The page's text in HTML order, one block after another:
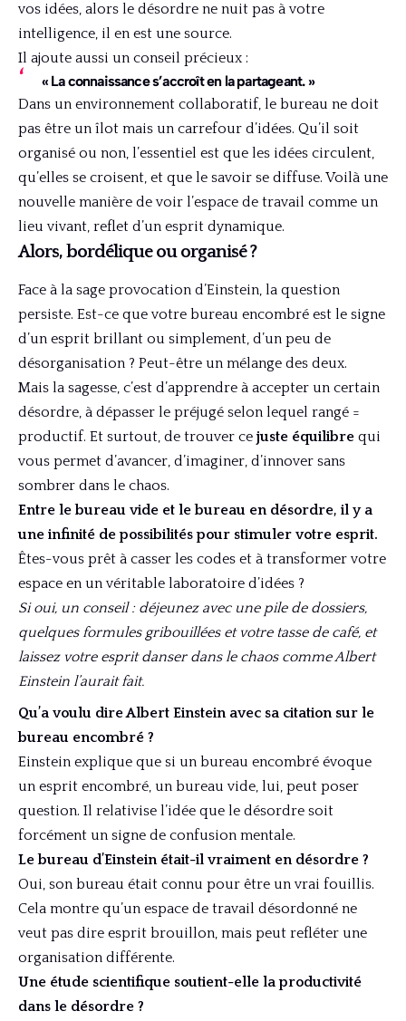
vos idées, alors le désordre ne nuit pas à votre
intelligence, il en est une source.
Il ajoute aussi un conseil précieux :
« La connaissance s’accroît en la partageant. »
Dans un environnement collaboratif, le bureau ne doit
pas être un îlot mais un carrefour d’idées. Qu’il soit
organisé ou non, l’essentiel est que les idées circulent,
qu’elles se croisent, et que le savoir se diffuse. Voilà une
nouvelle manière de voir l’espace de travail comme un
lieu vivant, reflet d’un esprit dynamique.
Alors, bordélique ou organisé ?
Face à la sage provocation d’Einstein, la question
persiste. Est-ce que votre bureau encombré est le signe
d’un esprit brillant ou simplement, d’un peu de
désorganisation ? Peut-être un mélange des deux.
Mais la sagesse, c’est d’apprendre à accepter un certain
désordre, à dépasser le préjugé selon lequel rangé =
productif. Et surtout, de trouver ce juste équilibre qui
vous permet d’avancer, d’imaginer, d’innover sans
sombrer dans le chaos.
Entre le bureau vide et le bureau en désordre, il y a
une infinité de possibilités pour stimuler votre esprit.
Êtes-vous prêt à casser les codes et à transformer votre
espace en un véritable laboratoire d’idées ?
Si oui, un conseil : déjeunez avec une pile de dossiers,
quelques formules gribouillées et votre tasse de café, et
laissez votre esprit danser dans le chaos comme Albert
Einstein l’aurait fait.
Qu’a voulu dire Albert Einstein avec sa citation sur le
bureau encombré ?
Einstein explique que si un bureau encombré évoque
un esprit encombré, un bureau vide, lui, peut poser
question. Il relativise l’idée que le désordre soit
forcément un signe de confusion mentale.
Le bureau d’Einstein était-il vraiment en désordre ?
Oui, son bureau était connu pour être un vrai fouillis.
Cela montre qu’un espace de travail désordonné ne
veut pas dire esprit brouillon, mais peut refléter une
organisation différente.
Une étude scientifique soutient-elle la productivité
dans le désordre ?